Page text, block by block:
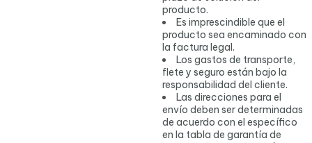
producto.
Es imprescindible que el
producto sea encaminado con
la factura legal.
Los gastos de transporte,
flete y seguro están bajo la
responsabilidad del cliente.
Las direcciones para el
envío deben ser determinadas
de acuerdo con el específico
en la tabla de garantía de